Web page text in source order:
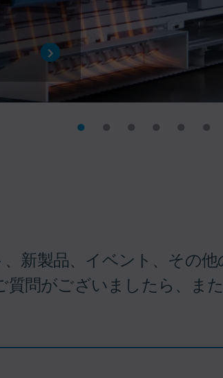
新製品、イベント、その
問がございましたら、ま